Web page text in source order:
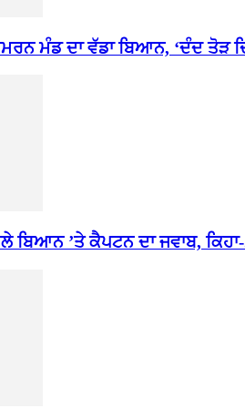
ਮੰਡ ਦਾ ਵੱਡਾ ਬਿਆਨ, ‘ਦੰਦ ਤੋੜ
ਬਿਆਨ ’ਤੇ ਕੈਪਟਨ ਦਾ ਜਵਾਬ,